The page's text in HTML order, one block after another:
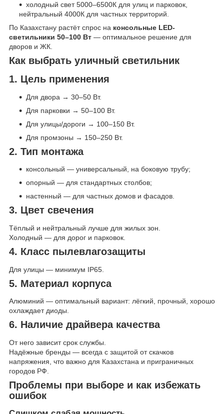
холодный свет 5000–6500К для улиц и парковок,
нейтральный 4000К для частных территорий.
По Казахстану растёт спрос на консольные LED-
светильники 50–100 Вт — оптимальное решение для
дворов и ЖК.
Как выбрать уличный светильник
1. Цель применения
Для двора → 30–50 Вт.
Для парковки → 50–100 Вт.
Для улицы/дороги → 100–150 Вт.
Для промзоны → 150–250 Вт.
2. Тип монтажа
консольный — универсальный, на боковую трубу;
опорный — для стандартных столбов;
настенный — для частных домов и фасадов.
3. Цвет свечения
Тёплый и нейтральный лучше для жилых зон.
Холодный — для дорог и парковок.
4. Класс пылевлагозащиты
Для улицы — минимум IP65.
5. Материал корпуса
Алюминий — оптимальный вариант: лёгкий, прочный, хорошо
охлаждает диоды.
6. Наличие драйвера качества
От него зависит срок службы.
Надёжные бренды — всегда с защитой от скачков
напряжения, что важно для Казахстана и приграничных
городов РФ.
Проблемы при выборе и как избежать
ошибок